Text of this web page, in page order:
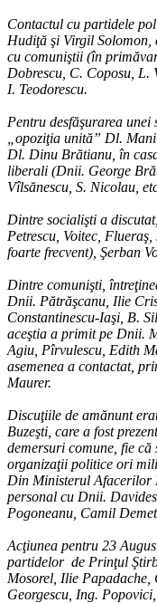
Contactul cu partidele
Hudiţă şi Virgil
cu comuniştii (în
Dobrescu, C. Coposu, L.
I. Teodorescu.
Pentru desfăşurarea
„opoziţia unită” Dl.
Dl. Dinu Brătianu, în
liberali (Dnii. George
Vîlsănescu, S. Nicolau,
Dintre socialişti a
Petrescu, Voitec,
foarte frecvent), Şerban
Dintre comunişti,
Dnii. Pătrăşcanu, Ilie
Constantinescu-Iaşi, B.
aceştia a primit pe Dnii.
Agiu, Pîrvulescu, Edith
asemenea a contactat,
Maurer.
Discuţiile de amănunt
Buzeşti, care a fost
demersuri comune, fie
organizaţii politice ori
Din Ministerul Afacerilor
personal cu Dnii.
Pogoneanu, Camil
Acţiunea pentru 23
partidelor de Prinţul
Mosorel, Ilie Papadache,
Georgescu, Ing.